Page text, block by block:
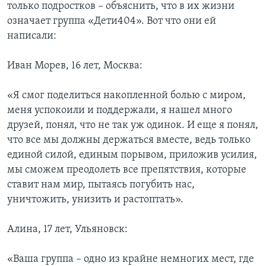
только подростков – объяснить, что в их жизни
означает группа «Дети404». Вот что они ей
написали:
Иван Морев, 16 лет, Москва:
«Я смог поделиться накопленной болью с миром,
меня успокоили и поддержали, я нашел много
друзей, понял, что не так уж одинок. И еще я понял,
что все мы должны держаться вместе, ведь только
единой силой, единым порывом, приложив усилия,
мы сможем преодолеть все препятствия, которые
ставит нам мир, пытаясь погубить нас,
уничтожить, унизить и растоптать».
Алина, 17 лет, Ульяновск:
«Ваша группа – одно из крайне немногих мест, где